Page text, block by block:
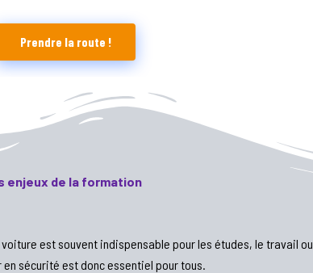
Prendre la route !
enjeux de la formation
est souvent indispensable pour les études, le travail ou
sécurité est donc essentiel pour tous.